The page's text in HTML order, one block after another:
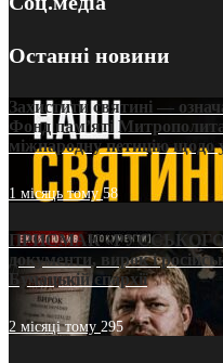
Останні новини
Захистити святині —
Фонд пам’яті
міжнародну петицію
1 місяць тому58
ПРИСМАК «РУССЬКОГО
документи, вирок і
Бучацькій єпархії
2 місяці тому 295